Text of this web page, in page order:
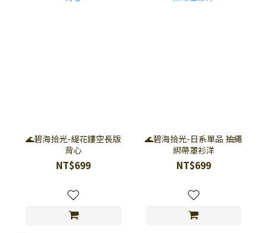
🌊碧海拾光-緹花鏤空長版
背心
NT$699
🌊碧海拾光-日系單品 抽繩
綁帶罩衫洋
NT$699